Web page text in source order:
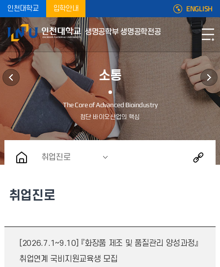
인천대학교 입학안내 ENGLISH
생명공학부 생명공학전공
소통
취업진로
취업진로
[2026.7.1~9.10] 『화장품 제조 및 품질관리 양성과정』
취업연계 국비지원교육생 모집